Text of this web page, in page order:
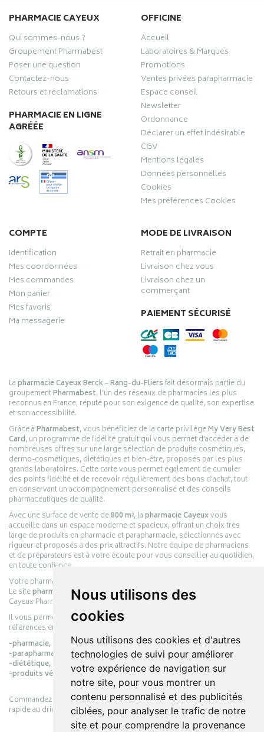
Nous utilisons des
cookies
Nous utilisons des cookies et d'autres
technologies de suivi pour améliorer
votre expérience de navigation sur
notre site, pour vous montrer un
contenu personnalisé et des publicités
ciblées, pour analyser le trafic de notre
site et pour comprendre la provenance
PHARMACIE CAYEUX
Qui sommes-nous ?
Groupement Pharmabest
Poser une question
Contactez-nous
Retours et réclamations
PHARMACIE EN LIGNE
AGRÉÉE
OFFICINE
Accueil
Laboratoires & Marques
Promotions
Ventes privées parapharmacie
Espace conseil
Newsletter
Ordonnance
Déclarer un effet indésirable
CGV
Mentions légales
Données personnelles
Cookies
Mes préférences Cookies
COMPTE
Identification
Mes coordonnées
Mes commandes
Mon panier
Mes favoris
Ma messagerie
MODE DE LIVRAISON
Retrait en pharmacie
Livraison chez vous
Livraison chez un
commerçant
PAIEMENT SÉCURISÉ
Lapharmacie Cayeux Berck – Rang-du-Fliersfait désormais partie du
groupementPharmabest, l’un des réseaux de pharmacies les plus
reconnus en France, réputé pour son exigence de qualité, son expertise
et son accessibilité.
Grâce àPharmabest, vous bénéficiez de la carte privilègeMy Very Best
Card, un programme de fidélité gratuit qui vous permet d’accéder à de
nombreuses offres sur une large sélection de produits cosmétiques,
dermo-cosmétiques, diététiques et bien-être, proposés par les plus
grands laboratoires. Cette carte vous permet également de cumuler
des points fidélité et de recevoir régulièrement des bons d’achat, tout
en conservant un accompagnement personnalisé et des conseils
pharmaceutiques de qualité.
Avec une surface de vente de800 m², lapharmacie Cayeuxvous
accueille dans un espace moderne et spacieux, offrant un choix très
large de produits en pharmacie et parapharmacie, sélectionnés avec
rigueur et proposés à des prix attractifs. Notre équipe de pharmaciens
et de préparateurs est à votre écoute pour vous conseiller au quotidien,
en toute confiance.
Votre pharmacie en ligne :
Le sitepharmacie-cayeux.frest le prolongement digital de la pharmacie
Cayeux Pharmabest Berck-sur-Mer – Rang-du-Fliers.
Il vous permet de réaliser vos achats en ligne parmi des milliers de
références en :
-pharmacie,
-parapharmacie,
-diététique,
-produits vétérinaires.
Commandez simplement vos produits en ligne et choisissez le retrait
rapide au drive ou la livraison à domicile, en toute simplicité.